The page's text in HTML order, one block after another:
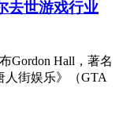
去世游戏行业
Gordon Hall，著名
人街娱乐》（GTA